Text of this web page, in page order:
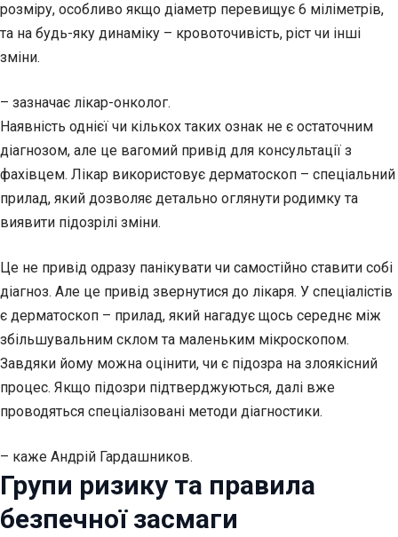
розміру, особливо якщо діаметр перевищує 6 міліметрів,
та на будь-яку динаміку – кровоточивість, ріст чи інші
зміни.
– зазначає лікар-онколог.
Наявність однієї чи кількох таких ознак не є остаточним
діагнозом, але це вагомий привід для консультації з
фахівцем. Лікар використовує дерматоскоп – спеціальний
прилад, який дозволяє детально оглянути родимку та
виявити підозрілі зміни.
Це не привід одразу панікувати чи самостійно ставити собі
діагноз. Але це привід звернутися до лікаря. У спеціалістів
є дерматоскоп – прилад, який нагадує щось середнє між
збільшувальним склом та маленьким мікроскопом.
Завдяки йому можна оцінити, чи є підозра на злоякісний
процес. Якщо підозри підтверджуються, далі вже
проводяться спеціалізовані методи діагностики.
– каже Андрій Гардашников.
Групи ризику та правила
безпечної засмаги